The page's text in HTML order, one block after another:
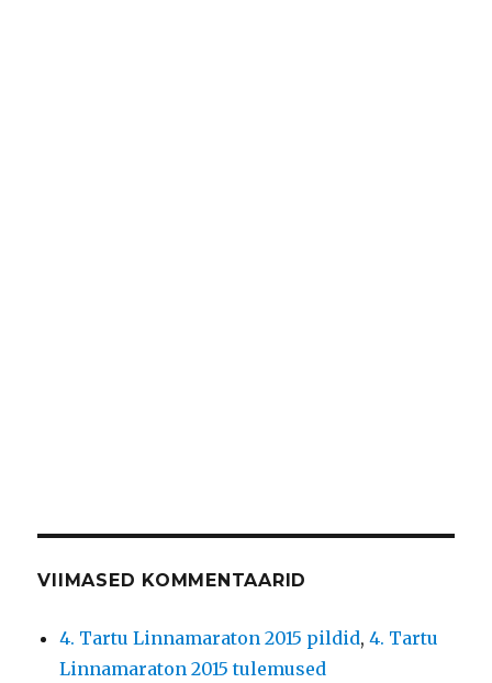
VIIMASED KOMMENTAARID
4. Tartu Linnamaraton 2015 pildid,4. Tartu
Linnamaraton 2015 tulemused